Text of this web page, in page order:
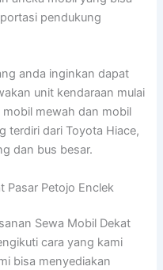
pendukung
anda inginkan dapat
unit kendaraan mulai
mobil mewah dan mobil
terdiri dari Toyota Hiace,
dan bus besar.
Pasar Petojo Enclek
Sewa Mobil Dekat
cara yang kami
bisa menyediakan